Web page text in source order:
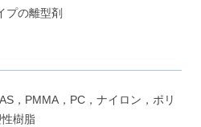
プの離型剤
，PMMA，PC，ナイロン，ポリ
樹脂